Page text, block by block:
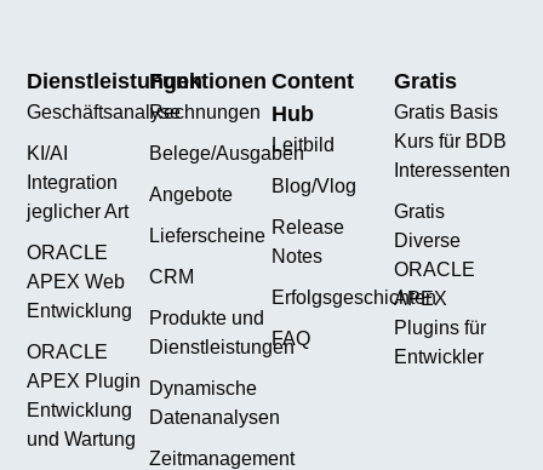
Dienstleistungen
Geschäftsanalyse
KI/AI
Integration
jeglicher Art
ORACLE
APEX Web
Entwicklung
ORACLE
APEX Plugin
Entwicklung
und Wartung
Funktionen
Rechnungen
Belege/Ausgaben
Angebote
Lieferscheine
CRM
Produkte und
Dienstleistungen
Dynamische
Datenanalysen
Zeitmanagement
Content
Hub
Leitbild
Blog/Vlog
Release
Notes
Erfolgsgeschichten
FAQ
Gratis
Gratis Basis
Kurs für BDB
Interessenten
Gratis
Diverse
ORACLE
APEX
Plugins für
Entwickler